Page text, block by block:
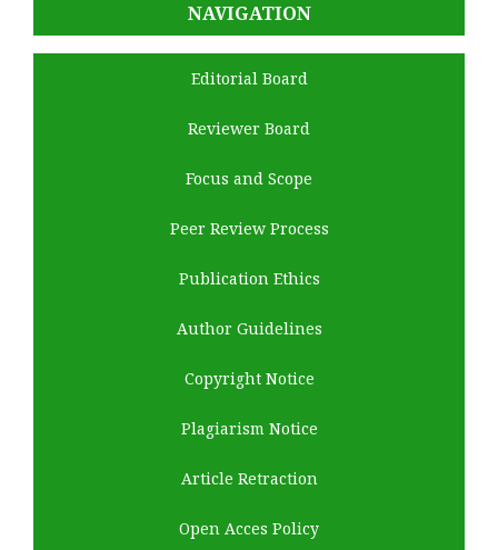
NAVIGATION
Editorial Board
Reviewer Board
Focus and Scope
Peer Review Process
Publication Ethics
Author Guidelines
Copyright Notice
Plagiarism Notice
Article Retraction
Open Acces Policy